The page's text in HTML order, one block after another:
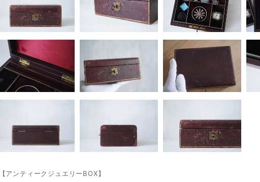
【アンティークジュエリーBOX】